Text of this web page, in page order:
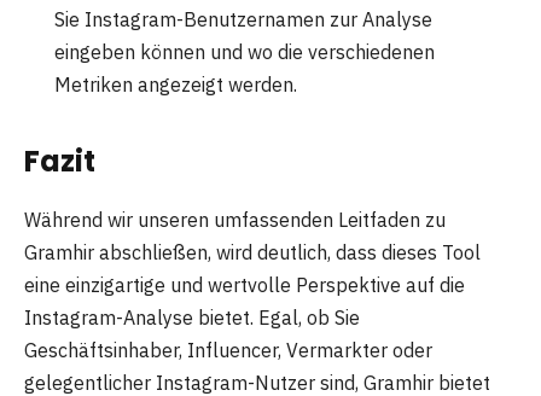
Sie Instagram-Benutzernamen zur Analyse
eingeben können und wo die verschiedenen
Metriken angezeigt werden.
Fazit
Während wir unseren umfassenden Leitfaden zu
Gramhir abschließen, wird deutlich, dass dieses Tool
eine einzigartige und wertvolle Perspektive auf die
Instagram-Analyse bietet. Egal, ob Sie
Geschäftsinhaber, Influencer, Vermarkter oder
gelegentlicher Instagram-Nutzer sind, Gramhir bietet